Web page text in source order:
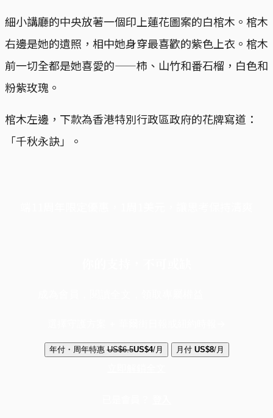
細小講廳的中央放著一個印上蓮花圖案的白棺木。棺木
右邊是她的遺照，相中她身穿最喜歡的紫色上衣。棺木
前一切全都是她喜愛的——柿、山竹和番石榴，白色和
粉紫玫瑰。
棺木左邊，下款為香港特別行政區政府的花牌寫道：
「千秋永訣」。
年付・周年特惠 US$6.5US$4/月 月付 US$8/月